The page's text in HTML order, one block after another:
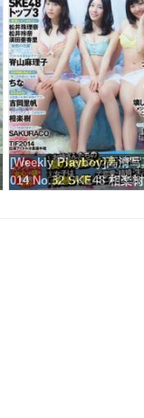
[Weekly Playboy]高清写
014 No.32 SKE48 相楽